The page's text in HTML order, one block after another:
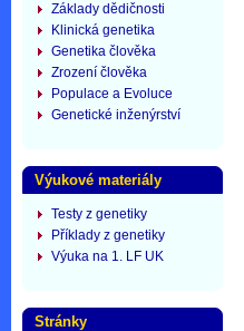
Základy dědičnosti
Klinická genetika
Genetika člověka
Zrození člověka
Populace a Evoluce
Genetické inženýrství
Výukové materiály
Testy z genetiky
Příklady z genetiky
Výuka na 1. LF UK
Stránky